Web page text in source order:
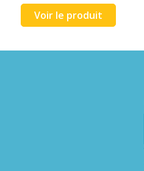
Voir le produit